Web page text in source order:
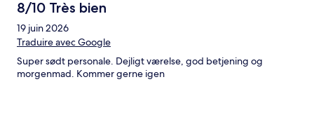
8/10 Très bien
19 juin 2026
Traduire avec Google
Super sødt personale. Dejligt værelse, god betjening og
morgenmad. Kommer gerne igen